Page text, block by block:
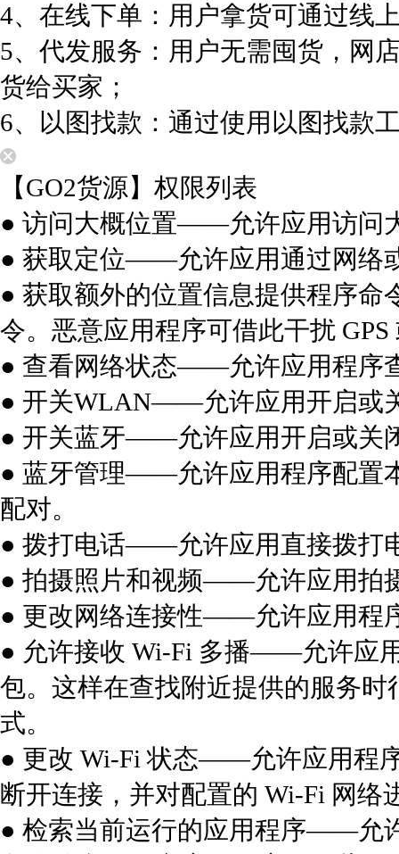
4、在线下单：用户拿货可通过线
5、代发服务：用户无需囤货，网
货给买家；
6、以图找款：通过使用以图找款
【GO2货源】权限列表
● 访问大概位置——允许应用访问
● 获取定位——允许应用通过网络
● 获取额外的位置信息提供程序
令。恶意应用程序可借此干扰
● 查看网络状态——允许应用程序
● 开关WLAN——允许应用开启或
● 开关蓝牙——允许应用开启或关
● 蓝牙管理——允许应用程序配置
配对。
● 拨打电话——允许应用直接拨打
● 拍摄照片和视频——允许应用拍
● 更改网络连接性——允许应用程
● 允许接收 Wi-Fi 多播——允许应
包。这样在查找附近提供的服务
式。
● 更改 Wi-Fi 状态——允许应用程
断开连接，并对配置的 Wi-Fi 网络
● 检索当前运行的应用程序——允